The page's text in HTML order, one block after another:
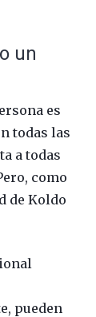
un
es
todas las
a todas
como
de Koldo
pueden